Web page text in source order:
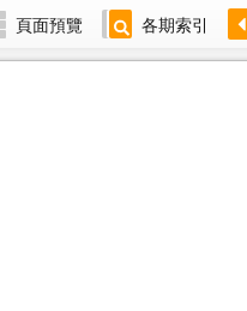
頁面預覽 各期索引